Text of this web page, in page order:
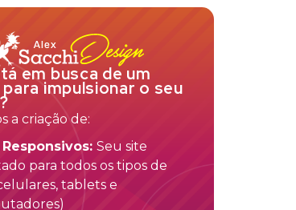
em busca de um
impulsionar o seu
a criação de:
Seu site
para todos os tipos de
tablets e